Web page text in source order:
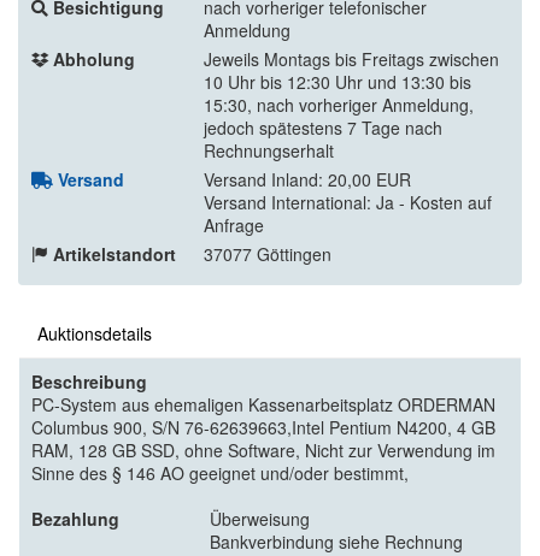
Besichtigung
nach vorheriger telefonischer
Anmeldung
Abholung
Jeweils Montags bis Freitags zwischen
10 Uhr bis 12:30 Uhr und 13:30 bis
15:30, nach vorheriger Anmeldung,
jedoch spätestens 7 Tage nach
Rechnungserhalt
Versand
Versand Inland: 20,00 EUR
Versand International: Ja - Kosten auf
Anfrage
Artikelstandort
37077 Göttingen
Auktionsdetails
Beschreibung
PC-System aus ehemaligen Kassenarbeitsplatz ORDERMAN
Columbus 900, S/N 76-62639663,Intel Pentium N4200, 4 GB
RAM, 128 GB SSD, ohne Software, Nicht zur Verwendung im
Sinne des § 146 AO geeignet und/oder bestimmt,
Bezahlung
Überweisung
Bankverbindung siehe Rechnung